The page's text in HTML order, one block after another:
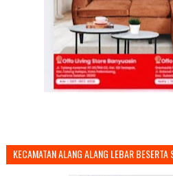
KECAMATAN ALANG ALANG LEBAR